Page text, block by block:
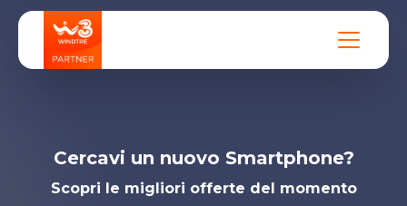
Cercavi un nuovo Smartphone?
Scopri le migliori offerte del momento